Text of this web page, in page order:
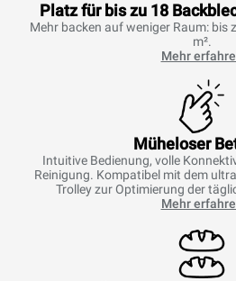
Platz für bis zu 18
Mehr backen auf weniger Raum: bis
m².
Mehr
Müheloser
Intuitive Bedienung, volle
Reinigung. Kompatibel mit dem
Trolley zur Optimierung der
Mehr